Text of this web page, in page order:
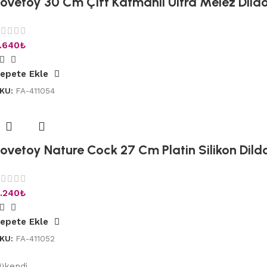
₺
Ekle
FA-411054
Nature Cock 27 Cm Platin Silikon
₺
Ekle
FA-411052